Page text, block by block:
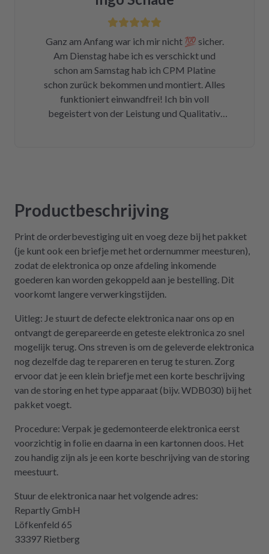
139€ zu kaufen oder meine kaputte Platine
einzusenden und für 99€ reparieren zu lassen.
Der Ausbau war kein Hexenwerk. Ein paar
Fotos für den Wiedereinbau gemacht. Eine
halbe Stunde, nachdem mein Paket
angekommen war, bekam ich eine Rechnung
der Reparatur und das Teil war wieder auf
dem Rückweg zu mir!!! Unglaublich. Leider
Träumchen. Danke, danke, danke. Wilk gar
nicht erst wissen, was der Mieltechniker
gekostet hätte. Ich hoffe, wir werden in
Zukunft nicht wieder auf repartly
zurückgreifen müssen. Aber gut zu wissen,
dass es diese Möglichkeit gibt! Werden wir
definitiv weiter empfehlen.
Ganz am Anfang war ich mir nicht 💯 sicher.
Am Dienstag habe ich es verschickt und
schon am Samstag hab ich CPM Platine
schon zurück bekommen und montiert. Alles
funktioniert einwandfrei! Ich bin voll
begeistert von der Leistung und Qualitativ.
Productbeschrijving
Print de orderbevestiging uit en voeg deze bij het pakket
(je kunt ook een briefje met het ordernummer meesturen),
zodat de elektronica op onze afdeling inkomende
goederen kan worden gekoppeld aan je bestelling. Dit
voorkomt langere verwerkingstijden.
Uitleg: Je stuurt de defecte elektronica naar ons op en
ontvangt de gerepareerde en geteste elektronica zo snel
mogelijk terug. Ons streven is om de geleverde elektronica
nog dezelfde dag te repareren en terug te sturen. Zorg
ervoor dat je een klein briefje met een korte beschrijving
van de storing en het type apparaat (bijv. WDB030) bij het
pakket voegt.
Procedure: Verpak je gedemonteerde elektronica eerst
voorzichtig in folie en daarna in een kartonnen doos. Het
zou handig zijn als je een korte beschrijving van de storing
meestuurt.
Stuur de elektronica naar het volgende adres:
Repartly GmbH
Löfkenfeld 65
33397 Rietberg